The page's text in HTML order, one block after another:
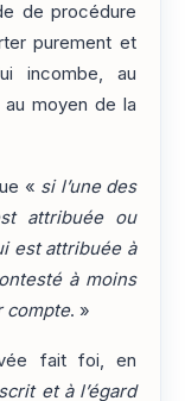
de procédure
purement et
incombe, au
au moyen de la
« si l’une des
attribuée ou
est attribuée à
à moins
compte. »
fait foi, en
et à l’égard